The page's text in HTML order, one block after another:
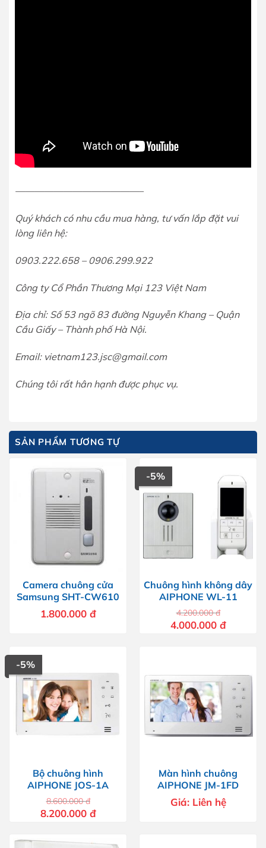
—————————————–
Quý khách có nhu cầu mua hàng, tư vấn lắp đặt vui
lòng liên hệ:
0903.222.658 – 0906.299.922
Công ty Cổ Phần Thương Mại 123 Việt Nam
Địa chỉ: Số 53 ngõ 83 đường Nguyễn Khang – Quận
Cầu Giấy – Thành phố Hà Nội.
Email: vietnam123.jsc@gmail.com
Chúng tôi rất hân hạnh được phục vụ.
SẢN PHẨM TƯƠNG TỰ
Camera chuông cửa
Samsung SHT-CW610
1.800.000 đ
-5%
Chuông hình không dây
AIPHONE WL-11
4.200.000đ
Giá
gốc
4.000.000 đGiá
hiện
-5%
Bộ chuông hình
AIPHONE JOS-1A
8.600.000đ
Giá
gốc
8.200.000 đGiá
hiện
8.200.000 đ.
Màn hình chuông
AIPHONE JM-1FD
Giá: Liên hệ